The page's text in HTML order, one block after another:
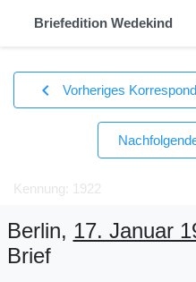
Briefedition Wedekind
chevron_left Vorheriges
Kennung: 1922
Berlin, 17. Januar
Brief